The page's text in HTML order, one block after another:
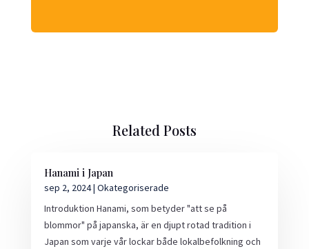
Related Posts
Hanami i Japan
sep 2, 2024| Okategoriserade
Introduktion Hanami, som betyder "att se på
blommor" på japanska, är en djupt rotad tradition i
Japan som varje vår lockar både lokalbefolkning och